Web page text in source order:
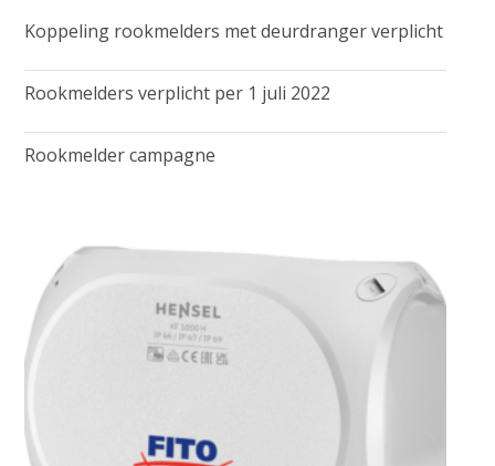
Koppeling rookmelders met deurdranger verplicht
Rookmelders verplicht per 1 juli 2022
Rookmelder campagne